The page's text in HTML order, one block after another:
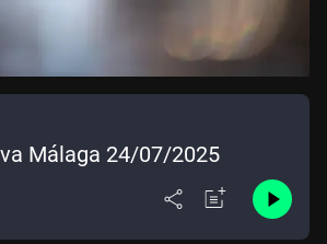
Málaga 24/07/2025